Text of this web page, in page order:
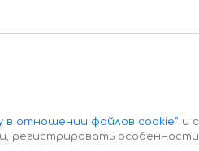
в отношении файлов cookie” и